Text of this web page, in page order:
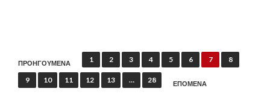
Π
λ
ΠΡΟΗΓΟΥΜΕΝΑ 1 2 3 4 5 6 7 8
9 10 11 12 13 … 28 ΕΠΟΜΕΝΑ